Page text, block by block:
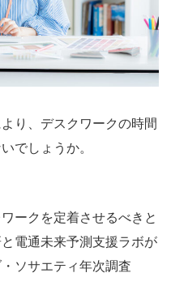
り、デスクワークの時間
でしょうか。
ークを定着させるべきと
電通未来予測支援ラボが
ソサエティ年次調査